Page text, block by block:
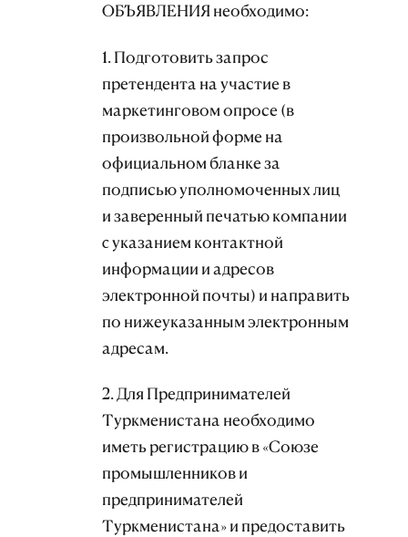
ОБЪЯВЛЕНИЯ необходимо:
1. Подготовить запрос
претендента на участие в
маркетинговом опросе (в
произвольной форме на
официальном бланке за
подписью уполномоченных лиц
и заверенный печатью компании
c указанием контактной
информации и адресов
электронной почты) и направить
по нижеуказанным электронным
адресам.
2. Для Предпринимателей
Туркменистана необходимо
иметь регистрацию в «Союзе
промышленников и
предпринимателей
Туркменистана» и предоставить